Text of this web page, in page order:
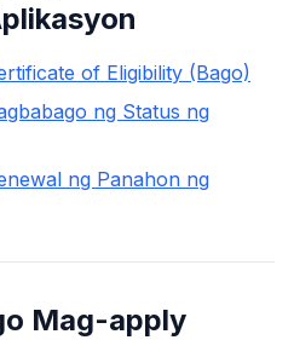
of Eligibility (Bago)
ng Status ng
ng Panahon ng
Mag-apply